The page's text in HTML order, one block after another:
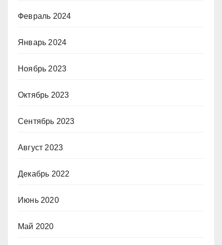
Февраль 2024
Январь 2024
Ноябрь 2023
Октябрь 2023
Сентябрь 2023
Август 2023
Декабрь 2022
Июнь 2020
Май 2020